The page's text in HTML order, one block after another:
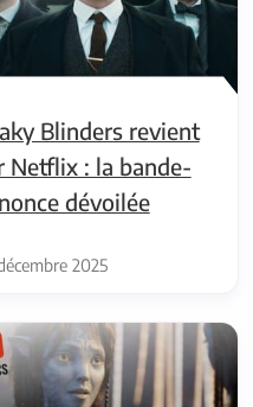
Blinders revient
Netflix : la bande-
dévoilée
2025